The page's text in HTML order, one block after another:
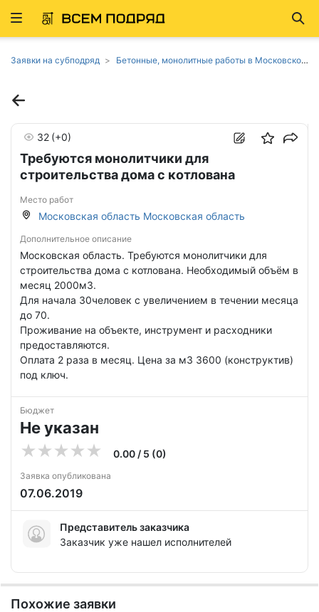
Развернуть
Заявки на субподряд Бетонные, монолитные работы в Московской области
Требуются монолитчики для
строительства дома с котлована
32 (+0)
Место работ
Московская область Московская область
Дополнительное описание
Московская область. Требуются монолитчики для
строительства дома с котлована. Необходимый объём в
месяц 2000м3.
Для начала 30человек с увеличением в течении месяца
до 70.
Проживание на объекте, инструмент и расходники
предоставляются.
Оплата 2 раза в месяц. Цена за м3 3600 (конструктив)
под ключ.
Бюджет
Не указан
0.00 / 5 (0)
Заявка опубликована
07.06.2019
Представитель заказчика
Заказчик уже нашел исполнителей
Похожие заявки